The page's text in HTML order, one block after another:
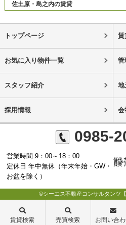
佐土原・島之内の賃貸
トップページ 賃
お気に入り物件一覧 管
スタッフ紹介 地
採用情報 会
0985-
営業時間 9：00～18：00
定休日 年中無休（年末年始・GW・
お盆を除く）
©シーエス不動産コンサルタンツ
賃貸検索 売買検索 お問い合